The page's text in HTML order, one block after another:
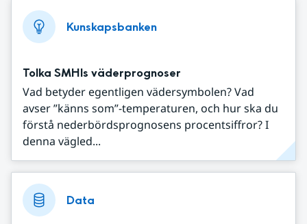
Kunskapsbanken
Tolka SMHIs väderprognoser
Vad betyder egentligen vädersymbolen? Vad
avser ”känns som”-temperaturen, och hur ska du
förstå nederbördsprognosens procentsiffror? I
denna vägled...
Data